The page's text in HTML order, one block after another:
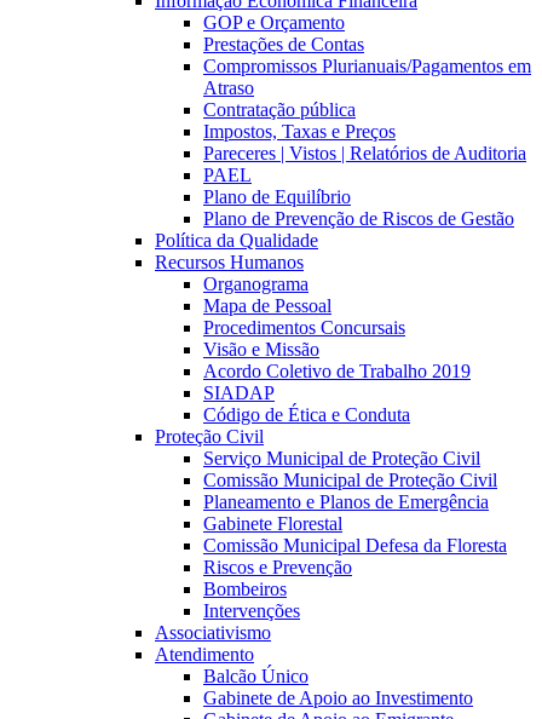
GOP e Orçamento
Prestações de Contas
Compromissos Plurianuais/Pagamentos em
Atraso
Contratação pública
Impostos, Taxas e Preços
Pareceres | Vistos | Relatórios de Auditoria
PAEL
Plano de Equilíbrio
Plano de Prevenção de Riscos de Gestão
Política da Qualidade
Recursos Humanos
Organograma
Mapa de Pessoal
Procedimentos Concursais
Visão e Missão
Acordo Coletivo de Trabalho 2019
SIADAP
Código de Ética e Conduta
Proteção Civil
Serviço Municipal de Proteção Civil
Comissão Municipal de Proteção Civil
Planeamento e Planos de Emergência
Gabinete Florestal
Comissão Municipal Defesa da Floresta
Riscos e Prevenção
Bombeiros
Intervenções
Associativismo
Atendimento
Balcão Único
Gabinete de Apoio ao Investimento